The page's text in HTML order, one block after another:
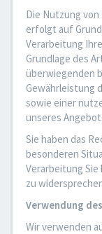
Die Nutzung
erfolgt auf
Verarbeitung
Grundlage des
überwiegenden
Gewährleistung
sowie einer
unseres
Sie haben das
besonderen
Verarbeitung
zu
Verwendung
Wir verwenden